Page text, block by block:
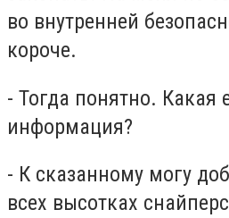
во внутренней
короче.
- Тогда понятно. Какая
информация?
- К сказанному могу
всех высотках